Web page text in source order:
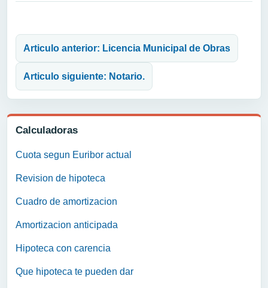
Calculadoras
Cuota segun Euribor actual
Revision de hipoteca
Cuadro de amortizacion
Amortizacion anticipada
Hipoteca con carencia
Que hipoteca te pueden dar
Articulo anterior: Licencia Municipal de Obras
Articulo siguiente: Notario.